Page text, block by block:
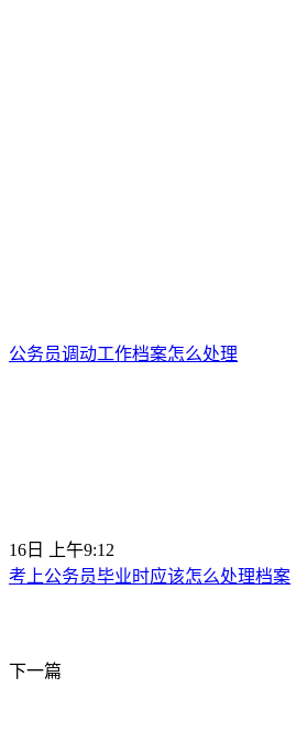
公务员调动工作档案怎么处理
16日 上午9:12
考上公务员毕业时应该怎么处理档案
下一篇